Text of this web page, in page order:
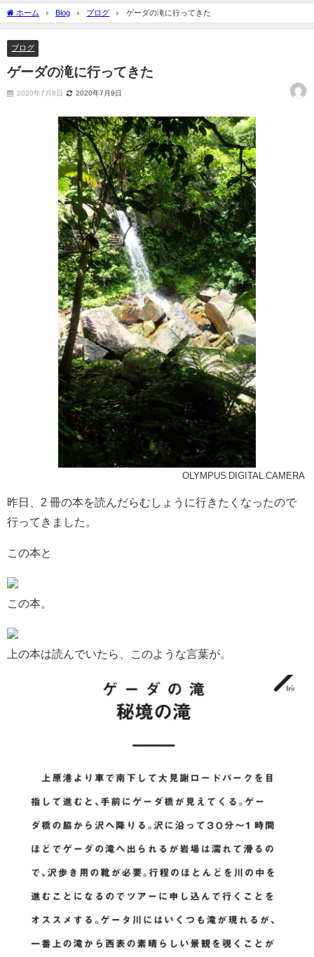
ホーム Blog ブログ ゲーダの滝に行ってきた
ブログ
ゲーダの滝に行ってきた
2020年7月8日 2020年7月9日
OLYMPUS DIGITAL CAMERA
昨日、2 冊の本を読んだらむしょうに行きたくなったので
行ってきました。
この本と
この本。
上の本は読んでいたら、このような言葉が。